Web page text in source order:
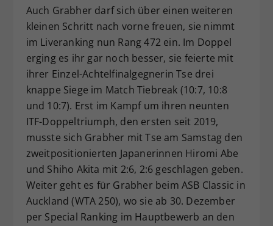
Auch Grabher darf sich über einen weiteren
kleinen Schritt nach vorne freuen, sie nimmt
im Liveranking nun Rang 472 ein. Im Doppel
erging es ihr gar noch besser, sie feierte mit
ihrer Einzel-Achtelfinalgegnerin Tse drei
knappe Siege im Match Tiebreak (10:7, 10:8
und 10:7). Erst im Kampf um ihren neunten
ITF-Doppeltriumph, den ersten seit 2019,
musste sich Grabher mit Tse am Samstag den
zweitpositionierten Japanerinnen Hiromi Abe
und Shiho Akita mit 2:6, 2:6 geschlagen geben.
Weiter geht es für Grabher beim ASB Classic in
Auckland (WTA 250), wo sie ab 30. Dezember
per Special Ranking im Hauptbewerb an den